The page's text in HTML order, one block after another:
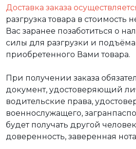
Доставка заказа
разгрузка товара в стоимость
Вас заранее позаботиться о
силы для разгрузки и подъёма
приобретенного Вами товара.
При получении заказа
документ, удостоверяющий
водительские права,
военнослужащего,
будет получать другой
доверенность, заверенная